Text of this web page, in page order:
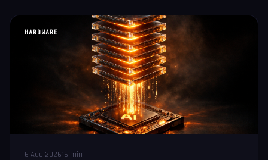
HARDWARE
6 Ago 202616 min